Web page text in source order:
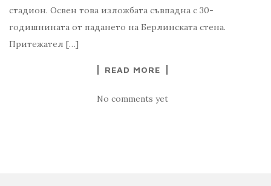
стадион. Освен това изложбата съвпадна с 30-
годишнината от падането на Берлинската стена.
Притежател […]
READ MORE
No comments yet